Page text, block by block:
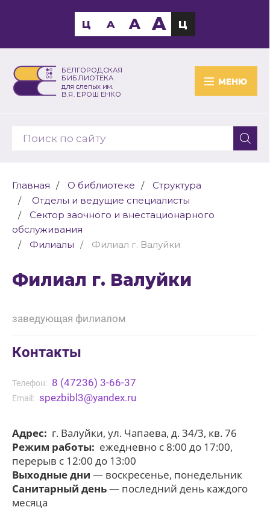
БЕЛГОРОДСКАЯ
БИБЛИОТЕКА
для слепых им.
В.Я. ЕРОШЕНКО
МЕНЮ
Ц A A A Ц
Главная О библиотеке
Структура
Отделы и ведущие специалисты
Сектор заочного и внестационарного
обслуживания
Филиалы
Филиал г. Валуйки
Филиал г. Валуйки
заведующая филиалом
Контакты
Телефон: 8 (47236) 3-66-37
Email: spezbibl3@yandex.ru
Адрес: г. Валуйки, ул. Чапаева, д. 34/3, кв. 76
Режим работы: ежедневно с 8:00 до 17:00,
перерыв c 12:00 до 13:00
Выходные дни — воскресенье, понедельник
Санитарный день— последний день каждого
месяца